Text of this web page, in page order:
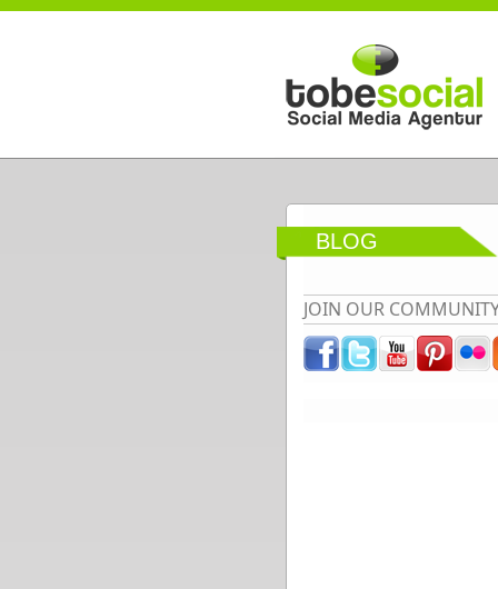
Direkt zum Inhalt
BLOG
JOIN OUR